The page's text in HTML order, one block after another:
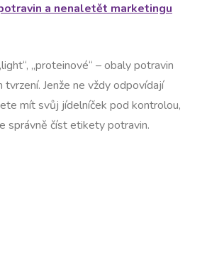
a nenaletět marketingu
„proteinové“ – obaly potravin
tvrzení. Jenže ne vždy odpovídají
mít svůj jídelníček pod kontrolou,
správně číst etikety potravin.